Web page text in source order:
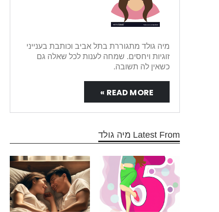
מיה גולד מתגוררת בתל אביב וכותבת בענייני
זוגיות ויחסים. שמחה לענות לכל שאלה גם
כשאין לה תשובה.
READ MORE »
Latest From מיה גולד